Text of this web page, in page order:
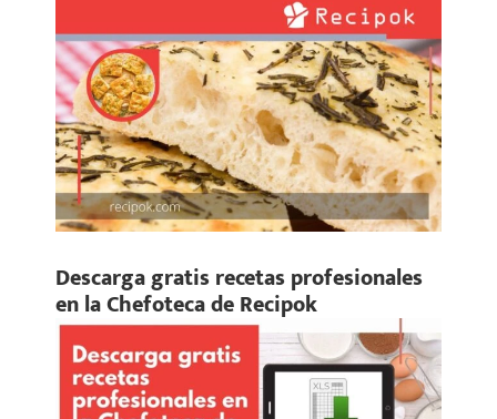
Descarga gratis recetas profesionales
en la Chefoteca de Recipok